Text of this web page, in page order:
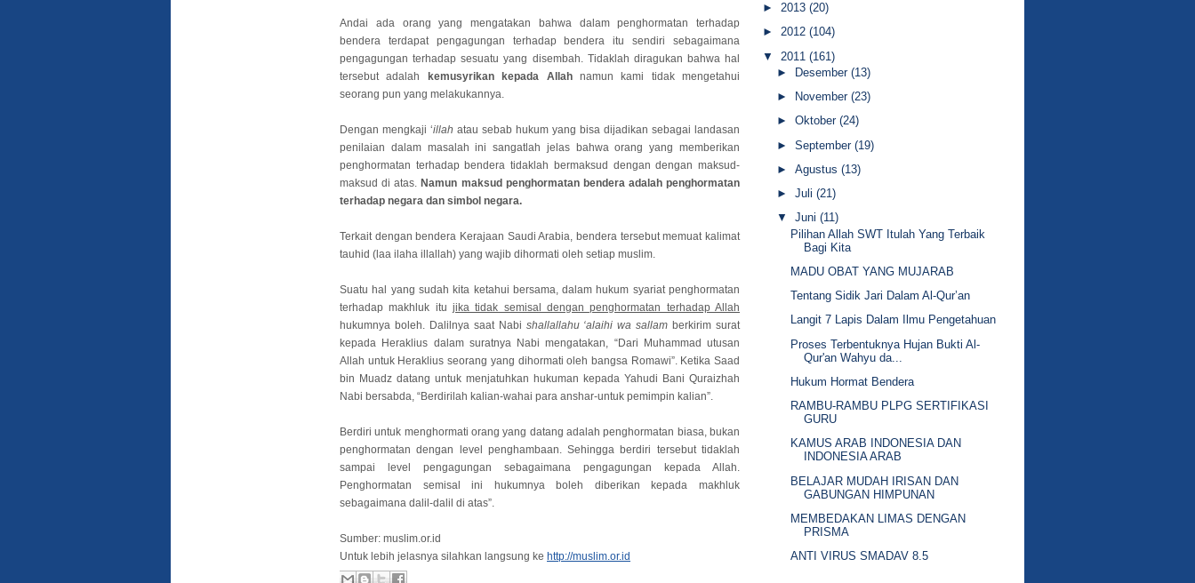
Andai ada orang yang mengatakan bahwa dalam penghormatan terhadap
bendera terdapat pengagungan terhadap bendera itu sendiri sebagaimana
pengagungan terhadap sesuatu yang disembah. Tidaklah diragukan bahwa hal
tersebut adalah
kemusyrikan kepada Allahnamun kami tidak mengetahui
seorang pun yang melakukannya.
Dengan mengkaji ‘illah atau sebab hukum yang bisa dijadikan sebagai landasan
penilaian dalam masalah ini sangatlah jelas bahwa orang yang memberikan
penghormatan terhadap bendera tidaklah bermaksud dengan dengan maksud-
maksud di atas. Namun maksud penghormatan bendera adalah penghormatan
terhadap negara dan simbol negara.
Terkait dengan bendera Kerajaan Saudi Arabia, bendera tersebut memuat kalimat
tauhid (laa ilaha illallah) yang wajib dihormati oleh setiap muslim.
Suatu hal yang sudah kita ketahui bersama, dalam hukum syariat penghormatan
terhadap makhluk itu jika tidak semisal dengan penghormatan terhadap Allah
hukumnya boleh. Dalilnya saat Nabi shallallahu ‘alaihi wa sallam berkirim surat
kepada Heraklius dalam suratnya Nabi mengatakan, “Dari Muhammad utusan
Allah untuk Heraklius seorang yang dihormati oleh bangsa Romawi”. Ketika Saad
bin Muadz datang untuk menjatuhkan hukuman kepada Yahudi Bani Quraizhah
Nabi bersabda, “Berdirilah kalian-wahai para anshar-untuk pemimpin kalian”.
Berdiri untuk menghormati orang yang datang adalah penghormatan biasa, bukan
penghormatan dengan level penghambaan. Sehingga berdiri tersebut tidaklah
sampai level pengagungan sebagaimana pengagungan kepada Allah.
Penghormatan semisal ini hukumnya boleh diberikan kepada makhluk
sebagaimana dalil-dalil di atas”.
Sumber: muslim.or.id
Untuk lebih jelasnya silahkan langsung ke http://muslim.or.id
► 2013 (20)
► 2012 (104)
▼
2011 (161)
►
Desember (13)
►
November (23)
► Oktober (24)
► September (19)
► Agustus (13)
► Juli (21)
▼
Juni (11)
Pilihan Allah SWT Itulah Yang Terbaik
Bagi Kita
MADU OBAT YANG MUJARAB
Tentang Sidik Jari Dalam Al-Qur’an
Langit 7 Lapis Dalam Ilmu Pengetahuan
Proses Terbentuknya Hujan Bukti Al-
Qur'an Wahyu da...
Hukum Hormat Bendera
RAMBU-RAMBU PLPG SERTIFIKASI
GURU
KAMUS ARAB INDONESIA DAN
INDONESIA ARAB
BELAJAR MUDAH IRISAN DAN
GABUNGAN HIMPUNAN
MEMBEDAKAN LIMAS DENGAN
PRISMA
ANTI VIRUS SMADAV 8.5